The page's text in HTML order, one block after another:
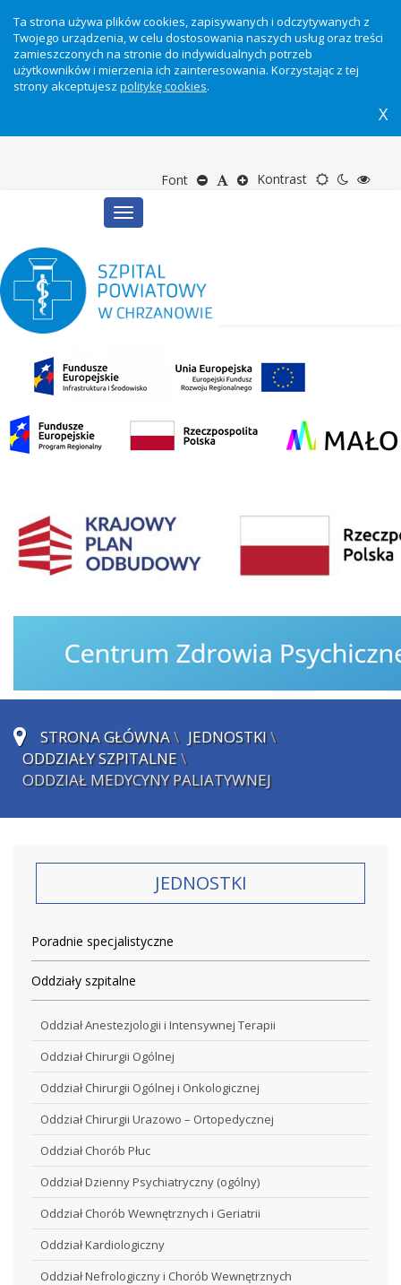
Ta strona używa plików cookies, zapisywanych i odczytywanych z
Twojego urządzenia, w celu dostosowania naszych usług oraz treści
zamieszczonych na stronie do indywidualnych potrzeb
użytkowników i mierzenia ich zainteresowania. Korzystając z tej
strony akceptujesz politykę cookies.
X
Kontrast Motyw
TrybTryb
Font ZmniejszDomyślny
Zwiększ
Toggle
navigation
STRONA GŁÓWNA\ JEDNOSTKI\
ODDZIAŁY SZPITALNE\
ODDZIAŁ MEDYCYNY PALIATYWNEJ
JEDNOSTKI
Poradnie specjalistyczne
Oddziały szpitalne
Oddział Anestezjologii i Intensywnej Terapii
Oddział Chirurgii Ogólnej
Oddział Chirurgii Ogólnej i Onkologicznej
Oddział Chirurgii Urazowo – Ortopedycznej
Oddział Chorób Płuc
Oddział Dzienny Psychiatryczny (ogólny)
Oddział Chorób Wewnętrznych i Geriatrii
Oddział Kardiologiczny
Oddział Nefrologiczny i Chorób Wewnętrznych